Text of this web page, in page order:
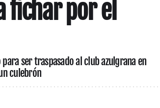
fichar por el
ser traspasado al club azulgrana en
culebrón